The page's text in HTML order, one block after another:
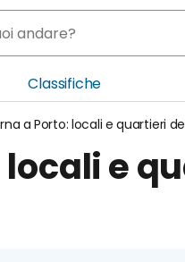
Classifiche
a Porto: locali e quartieri
e